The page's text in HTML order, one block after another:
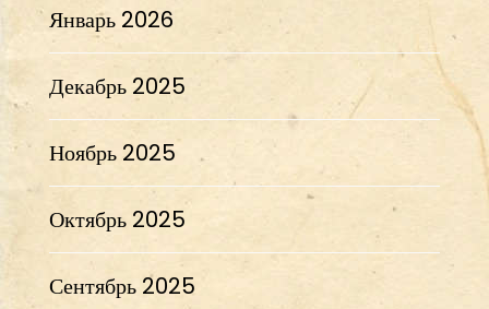
Январь 2026
Декабрь 2025
Ноябрь 2025
Октябрь 2025
Сентябрь 2025